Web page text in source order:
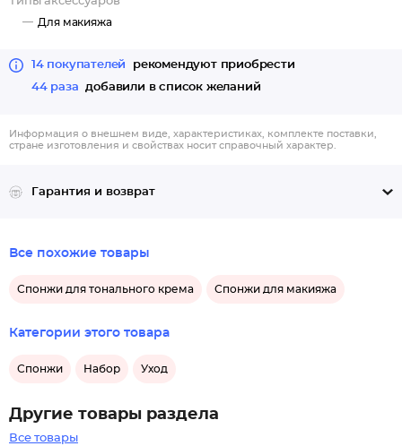
Для макияжа
14 покупателей
рекомендуют приобрести
44 раза
добавили в список желаний
Информация о внешнем виде, характеристиках, комплекте поставки,
стране изготовления и свойствах носит справочный характер.
Гарантия и возврат
Все похожие товары
Спонжи для тонального крема Спонжи для макияжа
Категории этого товара
Спонжи Набор Уход
Другие товары раздела
Все товары